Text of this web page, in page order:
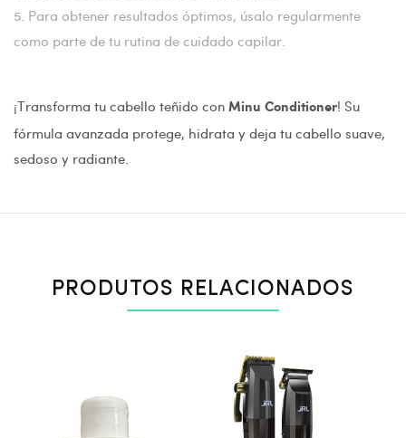
5. Para obtener resultados óptimos, úsalo regularmente
como parte de tu rutina de cuidado capilar.
¡Transforma tu cabello teñido con Minu Conditioner! Su
fórmula avanzada protege, hidrata y deja tu cabello suave,
sedoso y radiante.
PRODUTOS RELACIONADOS